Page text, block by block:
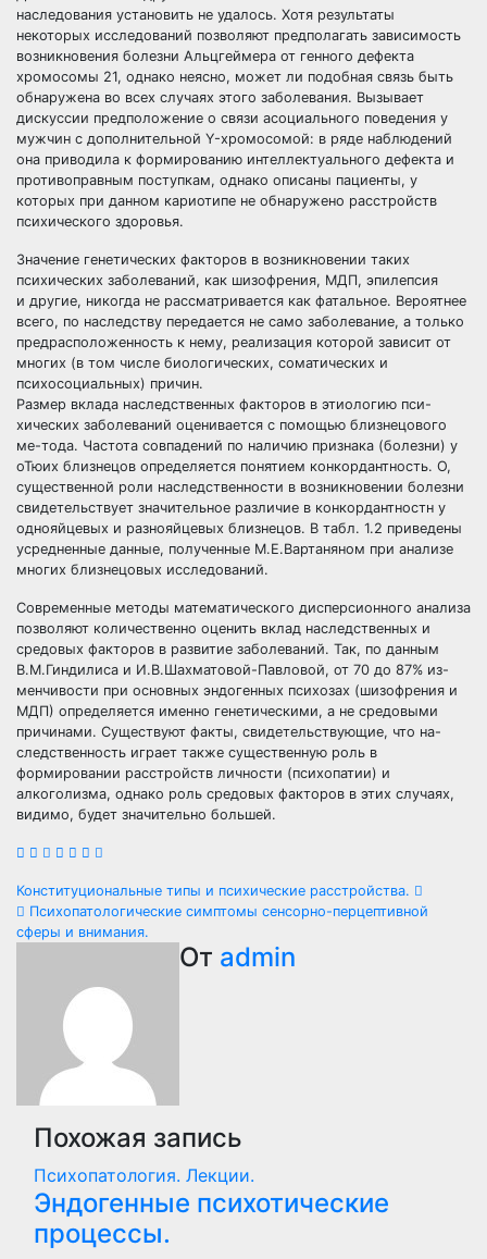
наследования установить не удалось. Хотя результаты
некоторых исследований позволяют предполагать зависимость
возникновения болезни Альцгеймера от генного дефекта
хромосомы 21, однако неясно, может ли подобная связь быть
обнаружена во всех случаях этого заболевания. Вызывает
дискуссии предположение о связи асоциального поведения у
мужчин с дополнительной Y-хромосомой: в ряде наблюдений
она приводила к формированию интеллектуального дефекта и
противоправным поступкам, однако описаны пациенты, у
которых при данном кариотипе не обнаружено расстройств
психического здоровья.
Значение генетических факторов в возникновении таких
психических заболеваний, как шизофрения, МДП, эпилепсия
и другие, никогда не рассматривается как фатальное. Вероятнее
всего, по наследству передается не само заболевание, а только
предрасположенность к нему, реализация которой зависит от
многих (в том числе биологических, соматических и
психосоциальных) причин.
Размер вклада наследственных факторов в этиологию пси-
хических заболеваний оценивается с помощью близнецового
ме-тода. Частота совпадений по наличию признака (болезни) у
оТюих близнецов определяется понятием конкордантность. О,
существенной роли наследственности в возникновении болезни
свидетельствует значительное различие в конкордантностн у
однояйцевых и разнояйцевых близнецов. В табл. 1.2 приведены
усредненные данные, полученные М.Е.Вартаняном при анализе
многих близнецовых исследований.
Современные методы математического дисперсионного анализа
позволяют количественно оценить вклад наследственных и
средовых факторов в развитие заболеваний. Так, по данным
В.М.Гиндилиса и И.В.Шахматовой-Павловой, от 70 до 87% из-
менчивости при основных эндогенных психозах (шизофрения и
МДП) определяется именно генетическими, а не средовыми
причинами. Существуют факты, свидетельствующие, что на-
следственность играет также существенную роль в
формировании расстройств личности (психопатии) и
алкоголизма, однако роль средовых факторов в этих случаях,
видимо, будет значительно большей.
Навигация
по
записям
Конституциональные типы и психические расстройства.
Психопатологические симптомы сенсорно-перцептивной
сферы и внимания.
От admin
Похожая запись
Психопатология. Лекции.
Эндогенные психотические
процессы.